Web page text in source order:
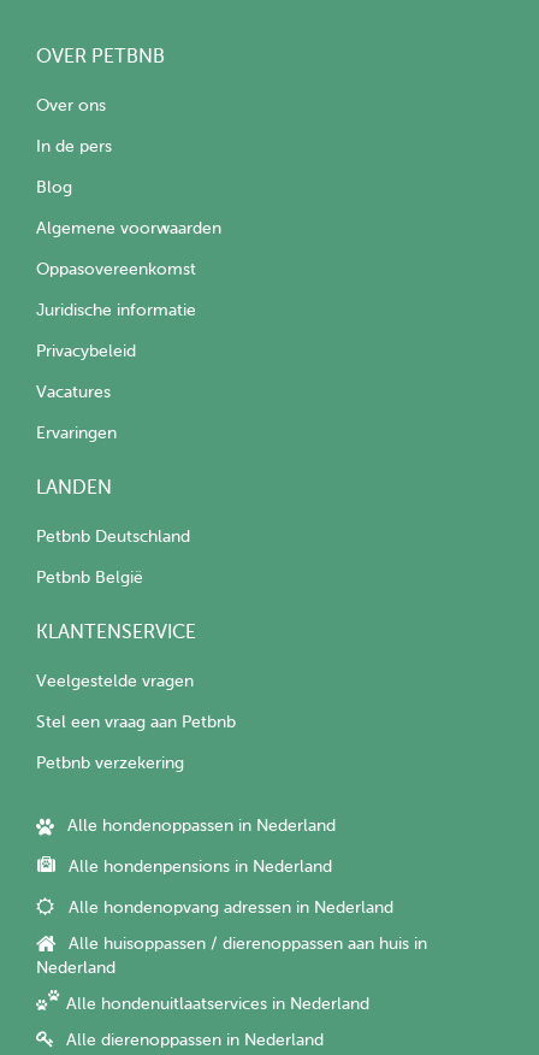
OVER PETBNB
Over ons
In de pers
Blog
Algemene voorwaarden
Oppasovereenkomst
Juridische informatie
Privacybeleid
Vacatures
Ervaringen
LANDEN
Petbnb Deutschland
Petbnb België
KLANTENSERVICE
Veelgestelde vragen
Stel een vraag aan Petbnb
Petbnb verzekering
Alle hondenoppassen in Nederland
Alle hondenpensions in Nederland
Alle hondenopvang adressen in Nederland
Alle huisoppassen / dierenoppassen aan huis in
Nederland
Alle hondenuitlaatservices in Nederland
Alle dierenoppassen in Nederland